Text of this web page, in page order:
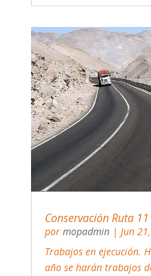
Conservación Ruta
por mopadmin| Jun
Trabajos en ejecución.
año se harán trabajos